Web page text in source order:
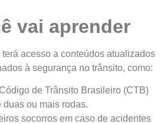
vai aprender
acesso a conteúdos atualizados
à segurança no trânsito, como:
de Trânsito Brasileiro (CTB)
duas ou mais rodas.
socorros em caso de acidentes